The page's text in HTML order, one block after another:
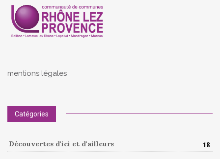
mentions légales
Catégories
Découvertes d'ici et d'ailleurs 18